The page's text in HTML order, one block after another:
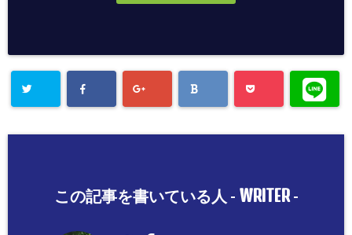
この記事を書いている人 - WRITER-